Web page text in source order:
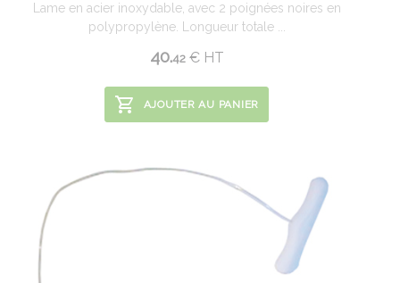
Lame en acier inoxydable, avec 2 poignées noires en
polypropylène. Longueur totale ...
40.42 €HT
AJOUTER AU PANIER